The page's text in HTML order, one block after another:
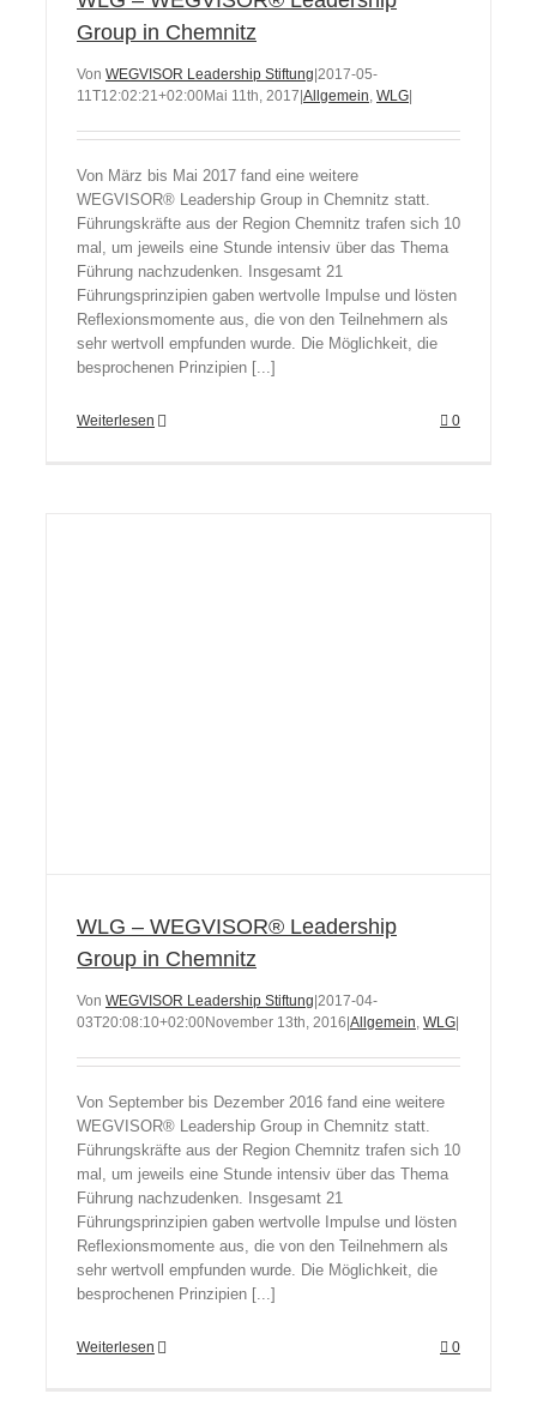
Group in Chemnitz
Von WEGVISOR Leadership Stiftung 2017-05-
11T12:02:21+02:00Mai 11th, 2017 Allgemein, WLG
Von März bis Mai 2017 fand eine weitere
WEGVISOR® Leadership Group in Chemnitz statt.
Führungskräfte aus der Region Chemnitz trafen sich 10
mal, um jeweils eine Stunde intensiv über das Thema
Führung nachzudenken. Insgesamt 21
Führungsprinzipien gaben wertvolle Impulse und lösten
Reflexionsmomente aus, die von den Teilnehmern als
sehr wertvoll empfunden wurde. Die Möglichkeit, die
besprochenen Prinzipien [...]
Weiterlesen 0
WLG – WEGVISOR® Leadership
Group in Chemnitz
Von WEGVISOR Leadership Stiftung 2017-04-
03T20:08:10+02:00November 13th, 2016 Allgemein, WLG
Von September bis Dezember 2016 fand eine weitere
WEGVISOR® Leadership Group in Chemnitz statt.
Führungskräfte aus der Region Chemnitz trafen sich 10
mal, um jeweils eine Stunde intensiv über das Thema
Führung nachzudenken. Insgesamt 21
Führungsprinzipien gaben wertvolle Impulse und lösten
Reflexionsmomente aus, die von den Teilnehmern als
sehr wertvoll empfunden wurde. Die Möglichkeit, die
besprochenen Prinzipien [...]
Weiterlesen 0